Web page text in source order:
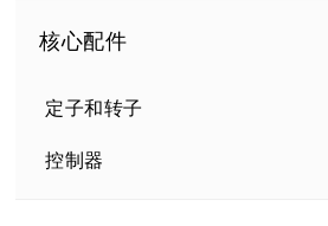
核心配件
定子和转子
控制器